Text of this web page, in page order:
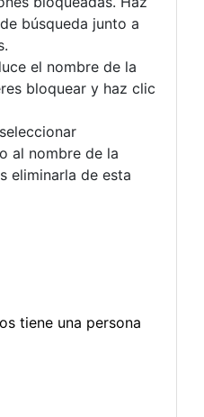
búsqueda junto a
el nombre de la
bloquear y haz clic
al nombre de la
eliminarla de esta